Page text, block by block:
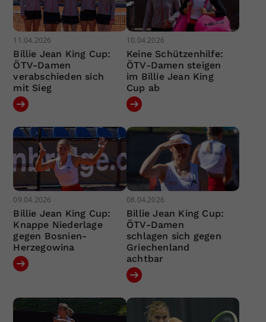
11.04.2026
Billie Jean King Cup:
ÖTV-Damen
verabschieden sich
mit Sieg
10.04.2026
Keine Schützenhilfe:
ÖTV-Damen steigen
im Billie Jean King
Cup ab
09.04.2026
Billie Jean King Cup:
Knappe Niederlage
gegen Bosnien-
Herzegowina
08.04.2026
Billie Jean King Cup:
ÖTV-Damen
schlagen sich gegen
Griechenland
achtbar